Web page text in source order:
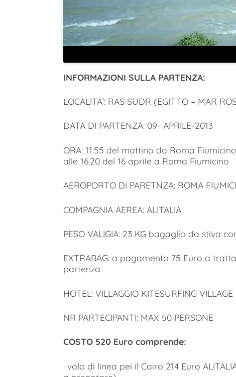
INFORMAZIONI SULLA PARTENZA:
LOCALITA’: RAS SUDR (EGITTO – MAR
DATA DI PARTENZA: 09- APRILE-2013
ORA: 11.55 del mattino da Roma
alle 16.20 del 16 aprile a Roma Fiumicino
AEROPORTO DI PARETNZA: ROMA
COMPAGNIA AEREA: ALITALIA
PESO VALIGIA: 23 KG bagaglio da stiva
EXTRABAG: a pagamento 75 Euro a
partenza
HOTEL: VILLAGGIO KITESURFING
NR PARTECIPANTI: MAX 50 PERSONE
COSTO 520 Euro comprende:
· volo di linea pei il Cairo 214 Euro